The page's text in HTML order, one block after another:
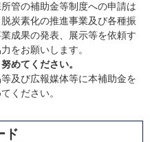
管の補助金等制度への申請は
炭素化の推進事業及び各種振
成果の発表、展示等を依頼す
をお願いします。
めてください。
及び広報媒体等に本補助金を
ください。
ド